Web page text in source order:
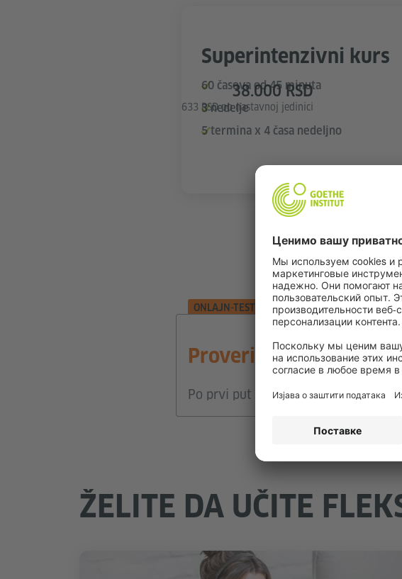
Superintenzivni kurs
60 časova od 45 minuta
3 nedelje
5 termina x 4 časa nedeljno
38.000 RSD
633 RSD po nastavnoj jedinici
ONLAJN-TESTIRANJE
Proverite svoje znanje
Po prvi put pohađate kurs kod nas?
ŽELITE DA UČITE